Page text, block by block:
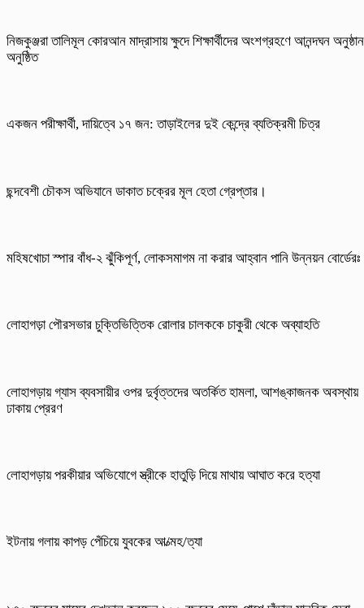
নিজকুঞ্জরা তালিমূল কোরআন মাদ্রাসায় ক্ষুদে শিক্ষার্থীদের অংশগ্রহণে আনন্দঘন অনুষ্ঠান
অনুষ্ঠিত
একজন পরীক্ষার্থী, দায়িত্বে ১৭ জন: তাড়াইলের দুই কেন্দ্রে ব্যতিক্রমী চিত্র
ছন্দবেশী চৌকস অভিযানে ডাকাত চক্রের মূল হেতা গ্রেপ্তার।
মহিষখোচা স্পার বাঁধ-২ ঝুঁকিপূর্ণ, লোকসমাগম না করার আহ্বান পানি উন্নয়ন বোর্ডেরঃ
লোহাগড়া পৌরসভার চুক্তিভিত্তিক রোলার চালককে চাকুরী থেকে অব্যাহতি
লোহাগড়ায় গ্যাস ব্যবসায়ীর ওপর দুর্বৃত্তদের অতর্কিত হামলা, আশঙ্কাজনক অবস্থায়
ঢাকায় প্রেরণ
লোহাগড়ায় পরকীয়ার অভিযোগে স্ত্রীকে হাতুড়ি দিয়ে মাথায় আঘাত করে হত্যা
ইটনায় গলায় কাপড় পেঁচিয়ে যুবকের আ/ত্মহ/ত্যা